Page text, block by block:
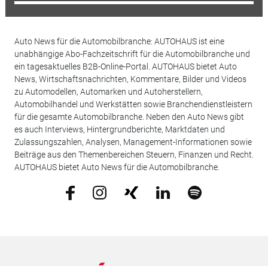
Auto News für die Automobilbranche: AUTOHAUS ist eine
unabhängige Abo-Fachzeitschrift für die Automobilbranche und
ein tagesaktuelles B2B-Online-Portal. AUTOHAUS bietet Auto
News, Wirtschaftsnachrichten, Kommentare, Bilder und Videos
zu Automodellen, Automarken und Autoherstellern,
Automobilhandel und Werkstätten sowie Branchendienstleistern
für die gesamte Automobilbranche. Neben den Auto News gibt
es auch Interviews, Hintergrundberichte, Marktdaten und
Zulassungszahlen, Analysen, Management-Informationen sowie
Beiträge aus den Themenbereichen Steuern, Finanzen und Recht.
AUTOHAUS bietet Auto News für die Automobilbranche.